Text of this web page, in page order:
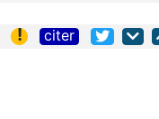
! citer